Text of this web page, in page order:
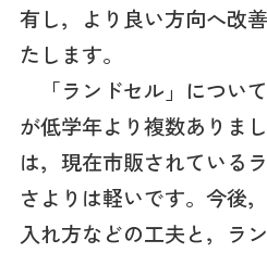
有し，より良い方向へ改
たします。
「ランドセル」につい
が低学年より複数ありま
は，現在市販されている
さよりは軽いです。今後
入れ方などの工夫と，ラ